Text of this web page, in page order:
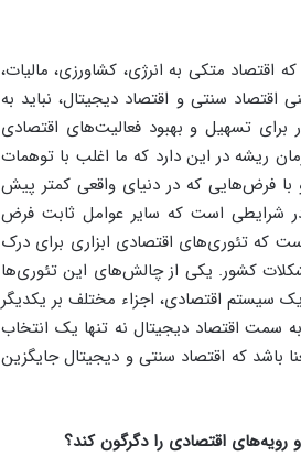
متکی به انرژی، کشاورزی، مالیات،
سنتی و اقتصاد دیجیتال، نباید به
برای تسهیل و بهبود فعالیت‌های اقتصادی
ریشه در این دارد که ما اغلب با توهمات
فرض‌هایی که در دنیای واقعی کمتر پیش
در شرایطی است که سایر عوامل ثابت فرض
که تئوری‌های اقتصادی ابزاری برای درک
کشور. یکی از چالش‌های این تئوری‌ها
سیستم اقتصادی، اجزاء مختلف بر یکدیگر
سمت اقتصاد دیجیتال نه تنها یک انتخاب
باشد که اقتصاد سنتی و دیجیتال جایگزین
رویه‌های اقتصادی را دگرگون کند؟